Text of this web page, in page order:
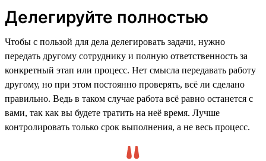
Делегируйте полностью
Чтобы с пользой для дела делегировать задачи, нужно
передать другому сотруднику и полную ответственность за
конкретный этап или процесс. Нет смысла передавать работу
другому, но при этом постоянно проверять, всё ли сделано
правильно. Ведь в таком случае работа всё равно останется с
вами, так как вы будете тратить на неё время. Лучше
контролировать только срок выполнения, а не весь процесс.